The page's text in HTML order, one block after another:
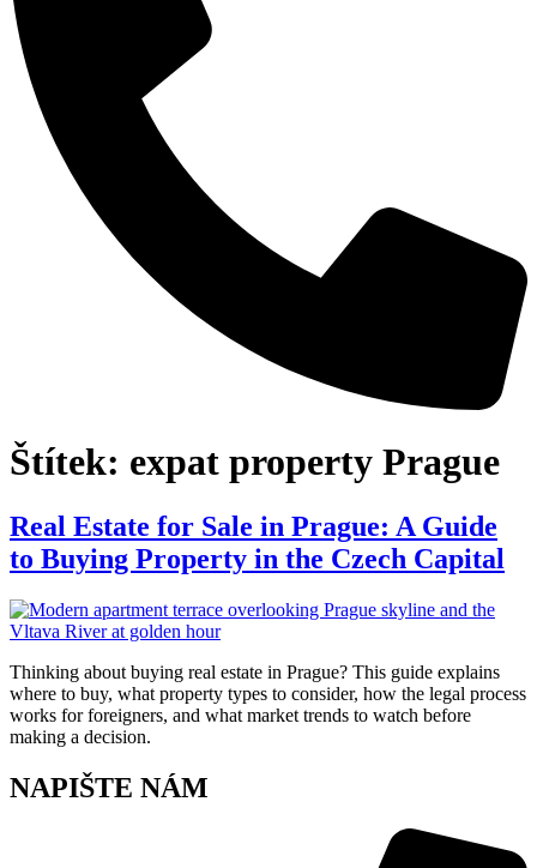
Štítek: expat property Prague
Real Estate for Sale in Prague: A Guide
to Buying Property in the Czech Capital
Thinking about buying real estate in Prague? This guide explains
where to buy, what property types to consider, how the legal process
works for foreigners, and what market trends to watch before
making a decision.
NAPIŠTE NÁM